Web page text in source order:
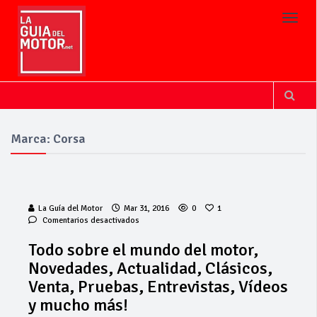
Marca: Corsa
La Guía del Motor Mar 31, 2016 0
1
Comentarios desactivados
el
mundo
del
motor,
Todo sobre el mundo del motor,
Novedades, Actualidad, Clásicos,
Venta, Pruebas, Entrevistas, Vídeos
y mucho más!